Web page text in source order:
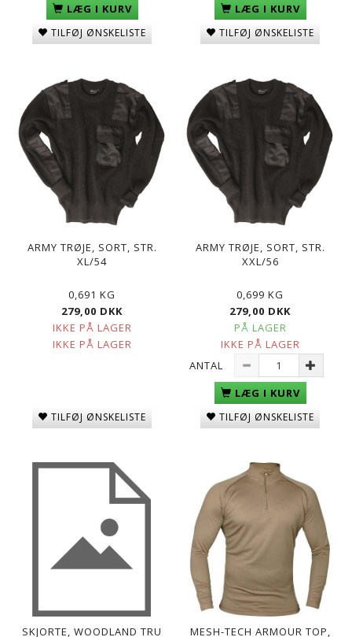
LÆG I KURV
TILFØJ ØNSKELISTE
LÆG I KURV
TILFØJ ØNSKELISTE
ARMY TRØJE, SORT, STR.
XL/54
0,691 KG
279,00 DKK
IKKE PÅ LAGER
IKKE PÅ LAGER
TILFØJ ØNSKELISTE
ARMY TRØJE, SORT, STR.
XXL/56
0,699 KG
279,00 DKK
PÅ LAGER
IKKE PÅ LAGER
ANTAL
LÆG I KURV
TILFØJ ØNSKELISTE
SKJORTE, WOODLAND TRU MESH-TECH ARMOUR TOP,